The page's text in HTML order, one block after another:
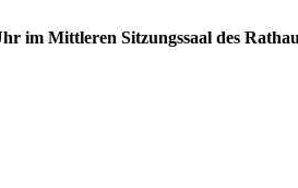
im Mittleren Sitzungssaal des